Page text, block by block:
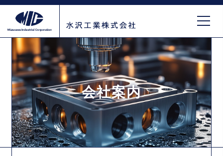
会社案内